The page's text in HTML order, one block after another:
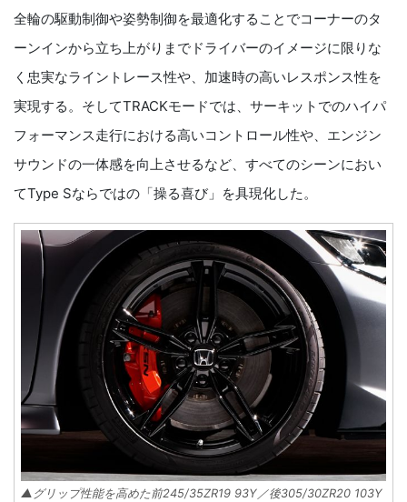
全輪の駆動制御や姿勢制御を最適化することでコーナーのタ
ーンインから立ち上がりまでドライバーのイメージに限りな
く忠実なライントレース性や、加速時の高いレスポンス性を
実現する。そしてTRACKモードでは、サーキットでのハイパ
フォーマンス走行における高いコントロール性や、エンジン
サウンドの一体感を向上させるなど、すべてのシーンにおい
てType Sならではの「操る喜び」を具現化した。
▲グリップ性能を高めた前245/35ZR19 93Y／後305/30ZR20 103Y